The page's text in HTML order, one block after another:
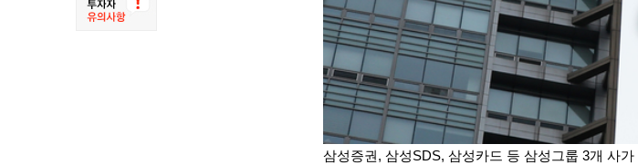
삼성증권, 삼성SDS, 삼성카드 등 삼성그룹 3개 사가